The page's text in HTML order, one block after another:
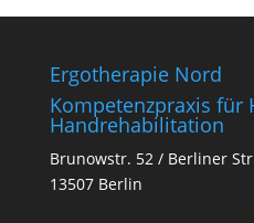
Ergotherapie Nord
Kompetenzpraxis für
Handrehabilitation
Brunowstr. 52 / Berliner
13507 Berlin